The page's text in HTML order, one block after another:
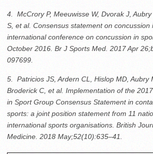
4. McCrory P, Meeuwisse W, Dvorak J,
S, et al. Consensus statement on
international conference on concussion in
October 2016. Br J Sports Med. 2017 Apr
097699.
5. Patricios JS, Ardern CL, Hislop MD, Aubry
Broderick C, et al. Implementation of the
in Sport Group Consensus Statement in
sports: a joint position statement from 11
international sports organisations. British
Medicine. 2018 May;52(10):635–41.